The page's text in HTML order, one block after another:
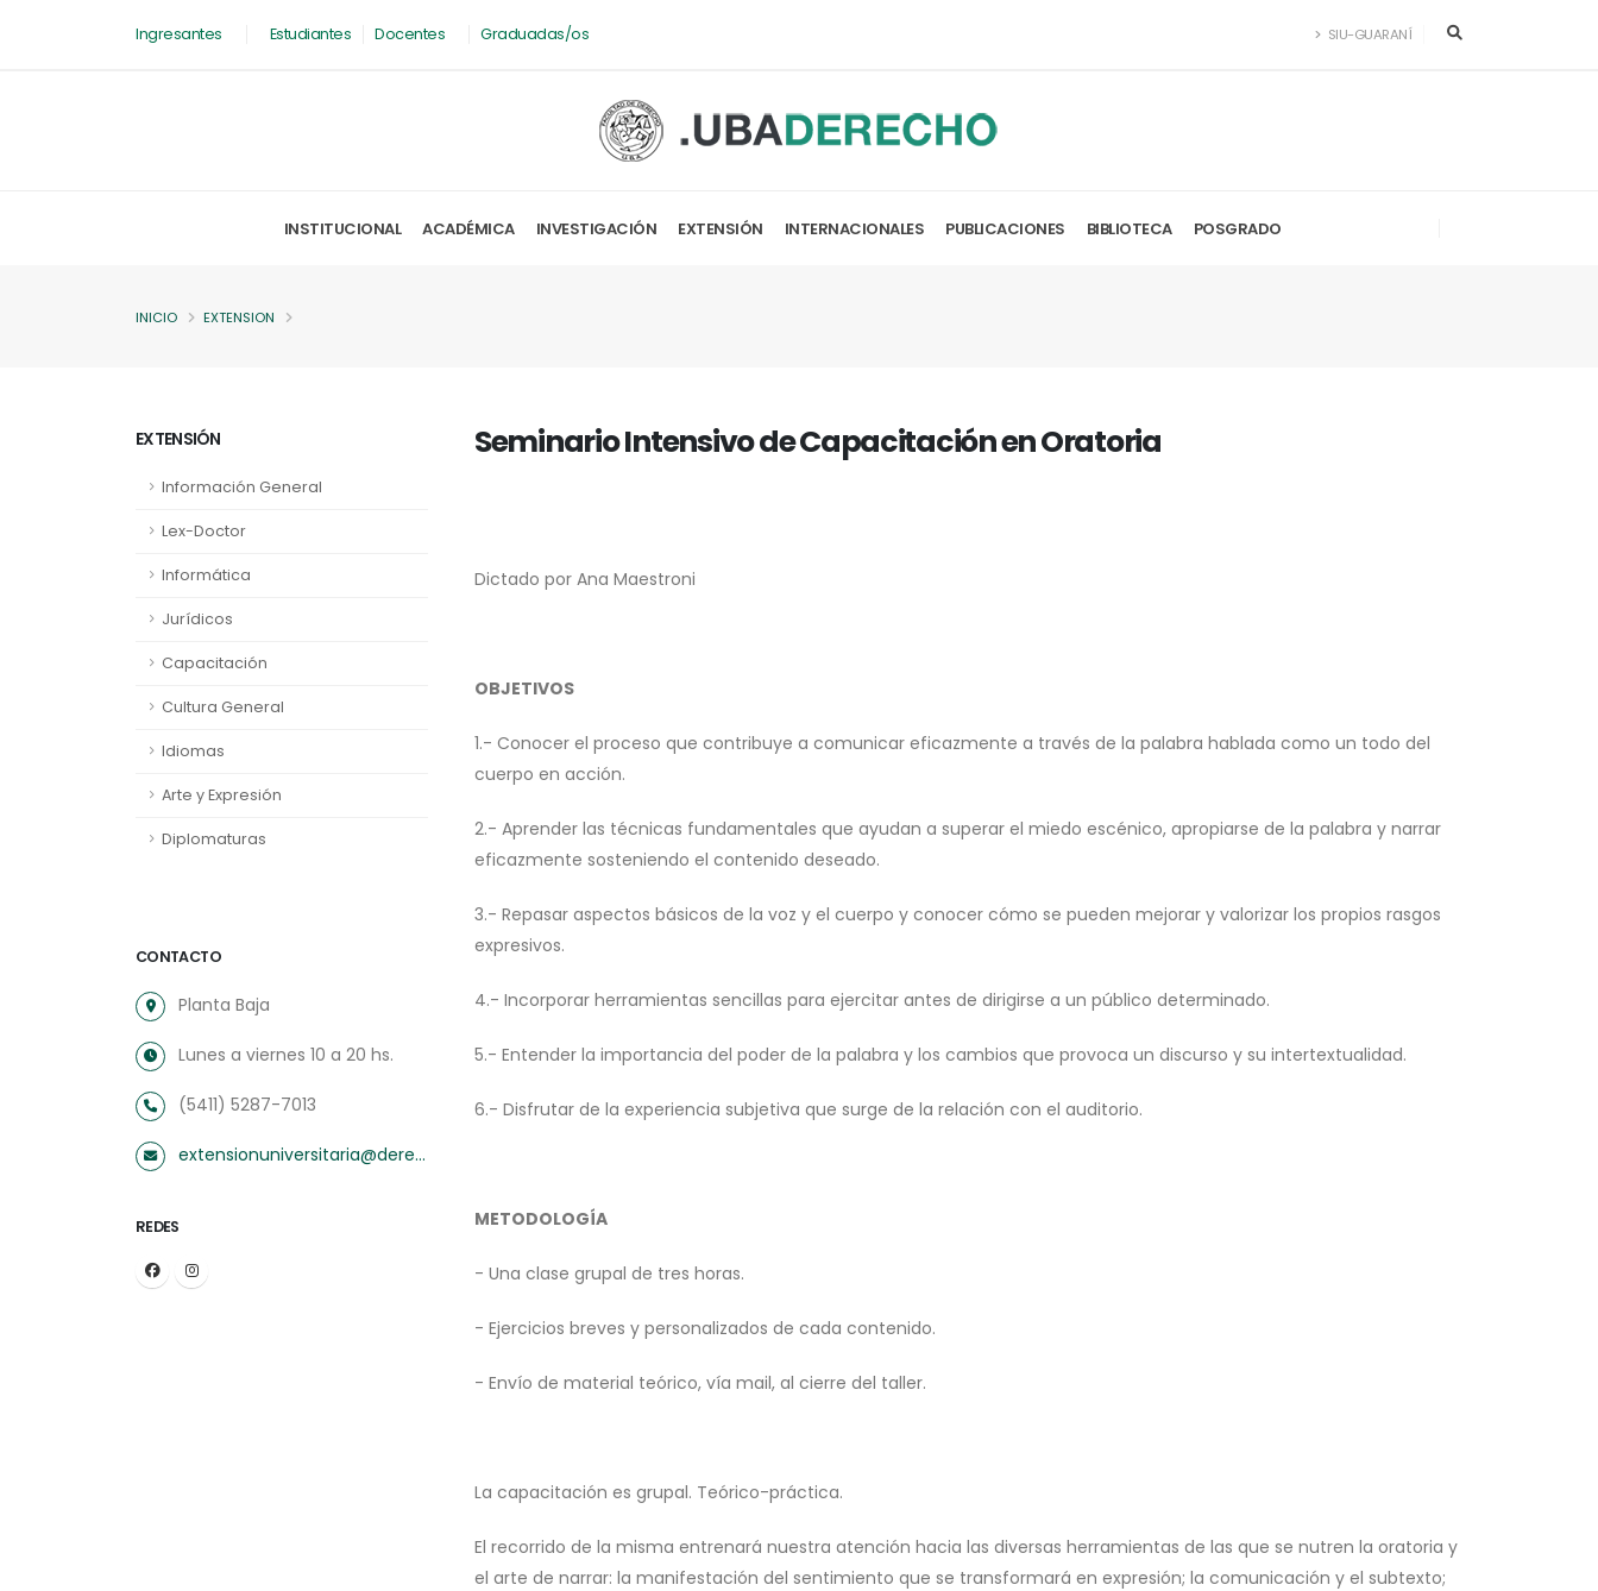
Ingresantes Estudiantes Docentes Graduadas/os SIU-GUARANÍ
INSTITUCIONAL ACADÉMICA INVESTIGACIÓN EXTENSIÓN INTERNACIONALES PUBLICACIONES BIBLIOTECA POSGRADO
INICIO EXTENSION
EXTENSIÓN
Información General
Lex-Doctor
Informática
Jurídicos
Capacitación
Cultura General
Idiomas
Arte y Expresión
Diplomaturas
CONTACTO
Planta Baja
Lunes a viernes 10 a 20 hs.
(5411) 5287-7013
extensionuniversitaria@derecho.uba.ar
REDES
Seminario Intensivo de Capacitación en Oratoria
Dictado por Ana Maestroni
OBJETIVOS
1.- Conocer el proceso que contribuye a comunicar eficazmente a través de la palabra hablada como un todo del
cuerpo en acción.
2.- Aprender las técnicas fundamentales que ayudan a superar el miedo escénico, apropiarse de la palabra y narrar
eficazmente sosteniendo el contenido deseado.
3.- Repasar aspectos básicos de la voz y el cuerpo y conocer cómo se pueden mejorar y valorizar los propios rasgos
expresivos.
4.- Incorporar herramientas sencillas para ejercitar antes de dirigirse a un público determinado.
5.- Entender la importancia del poder de la palabra y los cambios que provoca un discurso y su intertextualidad.
6.- Disfrutar de la experiencia subjetiva que surge de la relación con el auditorio.
METODOLOGÍA
- Una clase grupal de tres horas.
- Ejercicios breves y personalizados de cada contenido.
- Envío de material teórico, vía mail, al cierre del taller.
La capacitación es grupal. Teórico-práctica.
El recorrido de la misma entrenará nuestra atención hacia las diversas herramientas de las que se nutren la oratoria y
el arte de narrar: la manifestación del sentimiento que se transformará en expresión; la comunicación y el subtexto;